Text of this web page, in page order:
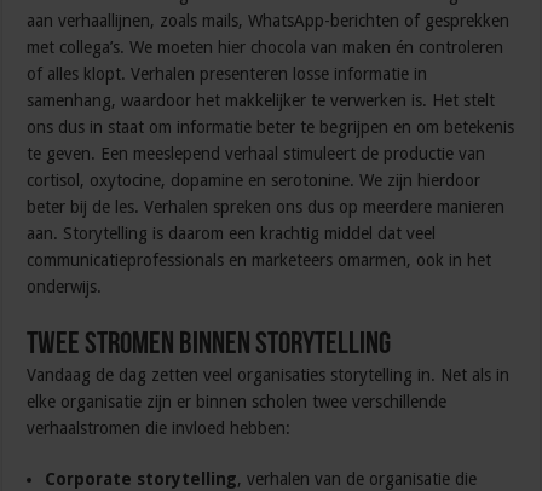
aan verhaallijnen, zoals mails, WhatsApp-berichten of gesprekken
met collega’s. We moeten hier chocola van maken én controleren
of alles klopt. Verhalen presenteren losse informatie in
samenhang, waardoor het makkelijker te verwerken is. Het stelt
ons dus in staat om informatie beter te begrijpen en om betekenis
te geven. Een meeslepend verhaal stimuleert de productie van
cortisol, oxytocine, dopamine en serotonine. We zijn hierdoor
beter bij de les. Verhalen spreken ons dus op meerdere manieren
aan. Storytelling is daarom een krachtig middel dat veel
communicatieprofessionals en marketeers omarmen, ook in het
onderwijs.
Twee stromen binnen storytelling
Vandaag de dag zetten veel organisaties storytelling in. Net als in
elke organisatie zijn er binnen scholen twee verschillende
verhaalstromen die invloed hebben:
Corporate storytelling, verhalen van de organisatie die